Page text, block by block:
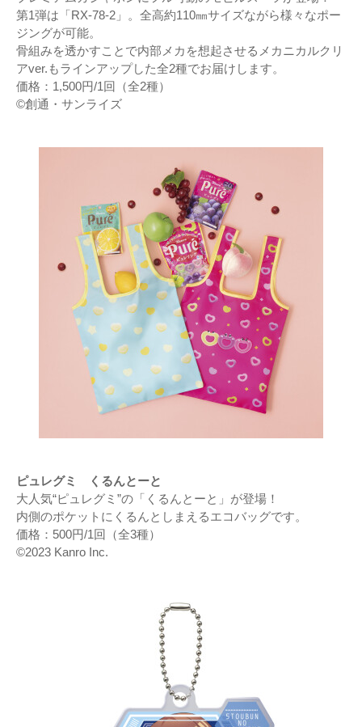
第1弾は「RX-78-2」。全高約110㎜サイズながら様々なポー
ジングが可能。
骨組みを透かすことで内部メカを想起させるメカニカルクリ
アver.もラインアップした全2種でお届けします。
価格：1,500円/1回（全2種）
©創通・サンライズ
ピュレグミ くるんとーと
大人気“ピュレグミ”の「くるんとーと」が登場！
内側のポケットにくるんとしまえるエコバッグです。
価格：500円/1回（全3種）
©2023 Kanro Inc.